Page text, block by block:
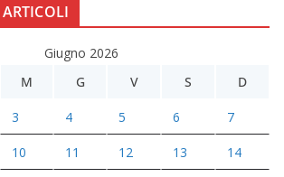
Giugno 2026
M G V S D
3 4 5 6 7
10 11 12 13 14